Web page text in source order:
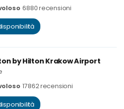
6880 recensioni
by Hilton Krakow Airport
17862 recensioni